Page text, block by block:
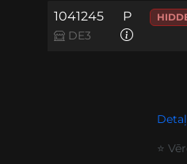
1041245
DE3
P
⭐